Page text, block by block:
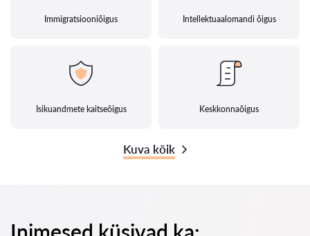
Immigratsiooniõigus Intellektuaalomandi õigus
Isikuandmete kaitseõigus Keskkonnaõigus
Kuva kõik